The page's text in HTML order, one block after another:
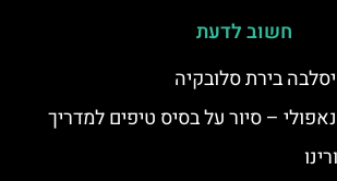
חשוב לדעת
בירת סלובקיה
– סיור על בסיס טיפים למדריך